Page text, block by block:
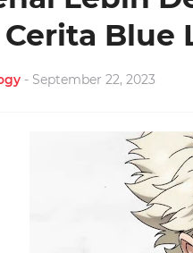
Blue
- September 22, 2023